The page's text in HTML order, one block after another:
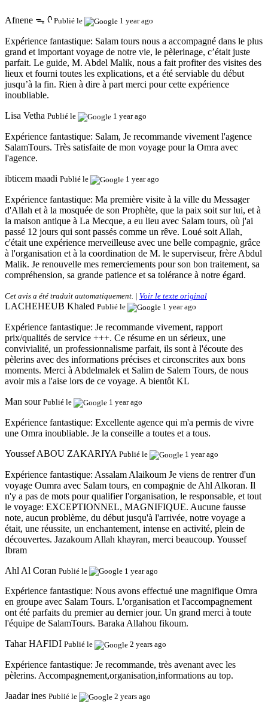
Afnene ᯓ ᡣ Publié le 1 year ago
Expérience fantastique: Salam tours nous a accompagné dans le plus
grand et important voyage de notre vie, le pèlerinage, c’était juste
parfait. Le guide, M. Abdel Malik, nous a fait profiter des visites des
lieux et fourni toutes les explications, et a été serviable du début
jusqu’à la fin. Rien à dire à part merci pour cette expérience
inoubliable.
Lisa Vetha Publié le 1 year ago
Expérience fantastique: Salam, Je recommande vivement l'agence
SalamTours. Très satisfaite de mon voyage pour la Omra avec
l'agence.
ibticem maadi Publié le 1 year ago
Expérience fantastique: Ma première visite à la ville du Messager
d'Allah et à la mosquée de son Prophète, que la paix soit sur lui, et à
la maison antique à La Mecque, a eu lieu avec Salam tours, où j'ai
passé 12 jours qui sont passés comme un rêve. Loué soit Allah,
c'était une expérience merveilleuse avec une belle compagnie, grâce
à l'organisation et à la coordination de M. le superviseur, frère Abdul
Malik. Je renouvelle mes remerciements pour son bon traitement, sa
compréhension, sa grande patience et sa tolérance à notre égard.
Cet avis a été traduit automatiquement. | Voir le texte original
LACHEHEUB Khaled Publié le 1 year ago
Expérience fantastique: Je recommande vivement, rapport
prix/qualités de service +++. Ce résume en un sérieux, une
convivialité, un professionnalisme parfait, ils sont à l'écoute des
pèlerins avec des informations précises et circonscrites aux bons
moments. Merci à Abdelmalek et Salim de Salem Tours, de nous
avoir mis a l'aise lors de ce voyage. A bientôt KL
Man sour Publié le 1 year ago
Expérience fantastique: Excellente agence qui m'a permis de vivre
une Omra inoubliable. Je la conseille a toutes et a tous.
Youssef ABOU ZAKARIYA Publié le 1 year ago
Expérience fantastique: Assalam Alaikoum Je viens de rentrer d'un
voyage Oumra avec Salam tours, en compagnie de Ahl Alkoran. Il
n'y a pas de mots pour qualifier l'organisation, le responsable, et tout
le voyage: EXCEPTIONNEL, MAGNIFIQUE. Aucune fausse
note, aucun problème, du début jusqu'à l'arrivée, notre voyage a
était, une réussite, un enchantement, intense en activité, plein de
découvertes. Jazakoum Allah khayran, merci beaucoup. Youssef
Ibram
Ahl Al Coran Publié le 1 year ago
Expérience fantastique: Nous avons effectué une magnifique Omra
en groupe avec Salam Tours. L'organisation et l'accompagnement
ont été parfaits du premier au dernier jour. Un grand merci à toute
l'équipe de SalamTours. Baraka Allahou fikoum.
Tahar HAFIDI Publié le 2 years ago
Expérience fantastique: Je recommande, très avenant avec les
pèlerins. Accompagnement,organisation,informations au top.
Jaadar ines Publié le 2 years ago